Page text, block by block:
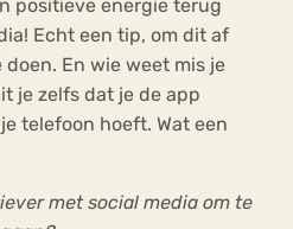
positieve energie terug
Echt een tip, om dit af
En wie weet mis je
je zelfs dat je de app
telefoon hoeft. Wat een
met social media om te